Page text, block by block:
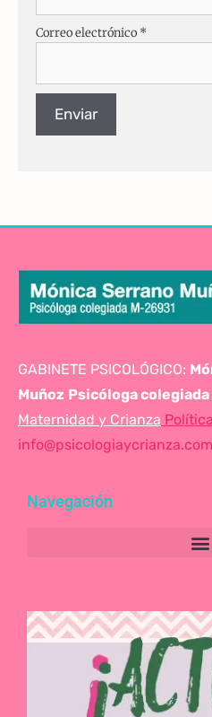
Correo electrónico *
GABINETE PSICOLÓGICO:
Muñoz Psicóloga colegiada
Maternidad y Crianza
info@psicologiaycrianza.com
Navegación